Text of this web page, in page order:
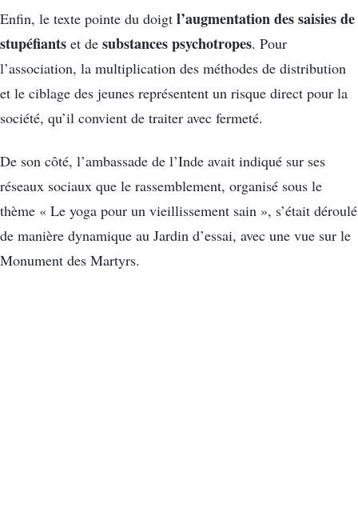
Enfin, le texte pointe du doigt l’augmentation des saisies de
stupéfiants et de substances psychotropes. Pour
l’association, la multiplication des méthodes de distribution
et le ciblage des jeunes représentent un risque direct pour la
société, qu’il convient de traiter avec fermeté.
De son côté, l’ambassade de l’Inde avait indiqué sur ses
réseaux sociaux que le rassemblement, organisé sous le
thème « Le yoga pour un vieillissement sain », s’était déroulé
de manière dynamique au Jardin d’essai, avec une vue sur le
Monument des Martyrs.